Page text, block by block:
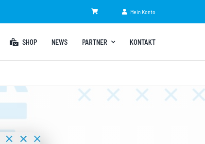
Mein Konto
SHOP NEWS PARTNER KONTAKT